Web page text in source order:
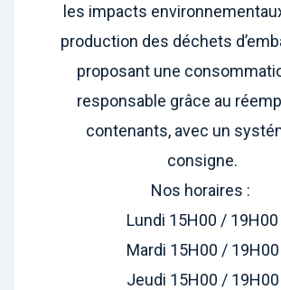
les impacts
production des déchets
proposant une
responsable grâce au
contenants, avec un
consigne.
Nos horaires :
Lundi 15H00 / 19H00
Mardi 15H00 / 19H00
Jeudi 15H00 / 19H00